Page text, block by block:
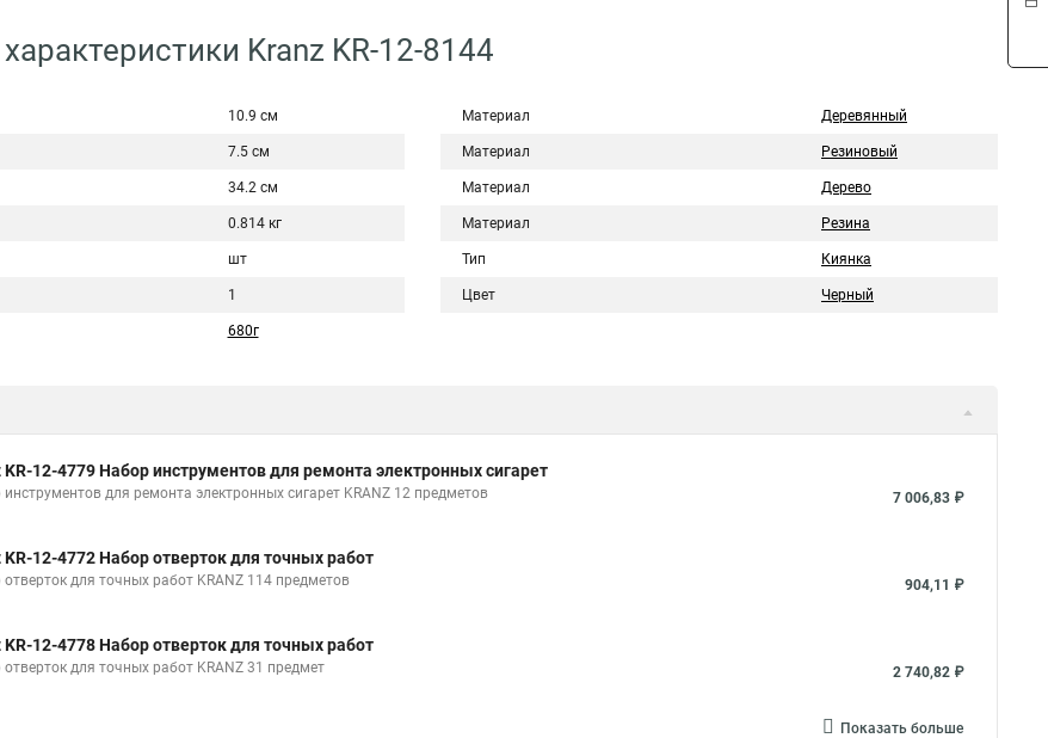
Kranz KR-12-8144
10.9 см
7.5 см
34.2 см
0.814 кг
шт
1
680г
Материал Деревянный
Материал Резиновый
Материал Дерево
Материал Резина
Тип Киянка
Цвет Черный
KR-12-4779 Набор инструментов для ремонта электронных сигарет
инструментов для ремонта электронных сигарет KRANZ 12 предметов 7 006,83 ₽
KR-12-4772 Набор отверток для точных работ
отверток для точных работ KRANZ 114 предметов 904,11 ₽
KR-12-4778 Набор отверток для точных работ
отверток для точных работ KRANZ 31 предмет 2 740,82 ₽
Показать больше